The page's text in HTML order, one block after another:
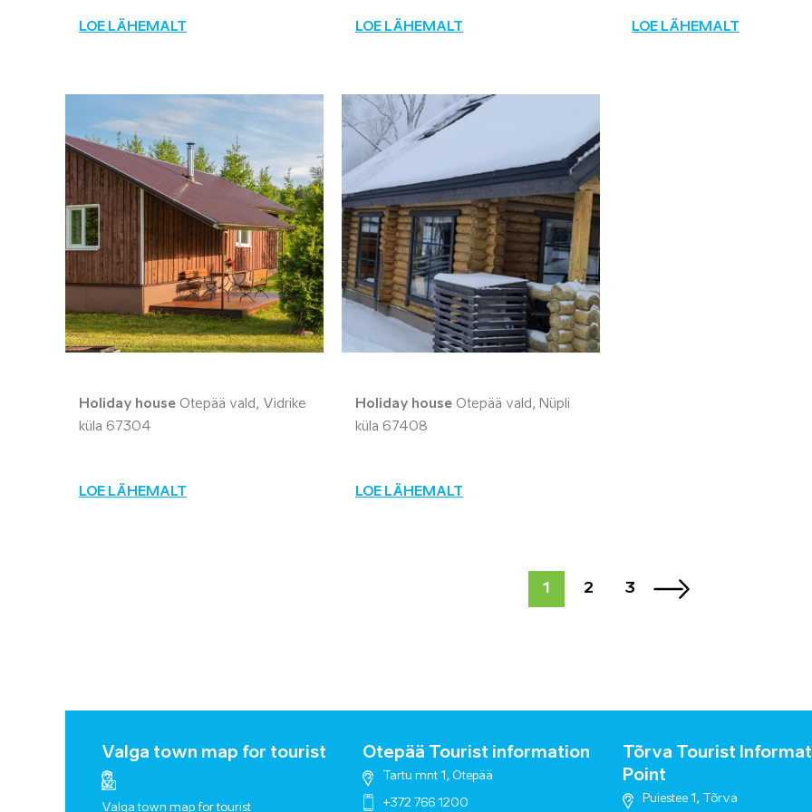
LOE LÄHEMALT LOE LÄHEMALT LOE LÄHEMALT
Holiday house Otepää vald, Vidrike
küla 67304
LOE LÄHEMALT
Holiday house Otepää vald, Nüpli
küla 67408
LOE LÄHEMALT
1 2 3
Valga town map for tourist
Valga town map for tourist
Otepää Tourist information
Tartu mnt 1, Otepää
+372 766 1200
Tõrva Tourist
Point
Puiestee 1, Tõrva